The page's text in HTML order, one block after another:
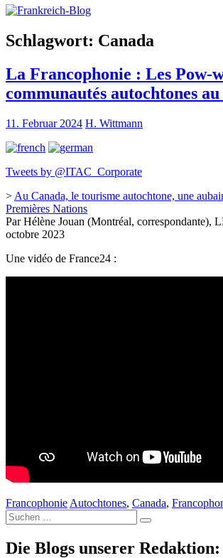
Schlagwort: Canada
La Francophonie : Les Pow-
communautés autochtones
11. Februar 2024 H. Wittmann
Tweets by @ITAC_Corporate
> Au Canada, le tourisme autochtone, une
Premières Nations
Par Hélène Jouan (Montréal, correspondante),
octobre 2023
Une vidéo de France24 :
Francophonie Autochtones, Canada,
Suche
nach:
Die Blogs unserer Redaktion: